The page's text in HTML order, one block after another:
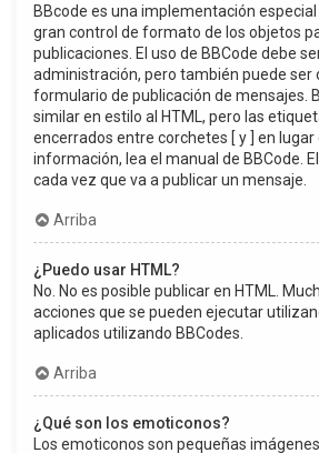
BBcode es una implementación
gran control de formato de los objetos
publicaciones. El uso de BBCode debe
administración, pero también puede ser
formulario de publicación de mensajes.
similar en estilo al HTML, pero las
encerrados entre corchetes [ y ] en lugar
información, lea el manual de BBCode.
cada vez que va a publicar un mensaje.
Arriba
¿Puedo usar HTML?
No. No es posible publicar en HTML.
acciones que se pueden ejecutar
aplicados utilizando BBCodes.
Arriba
¿Qué son los emoticonos?
Los emoticonos son pequeñas